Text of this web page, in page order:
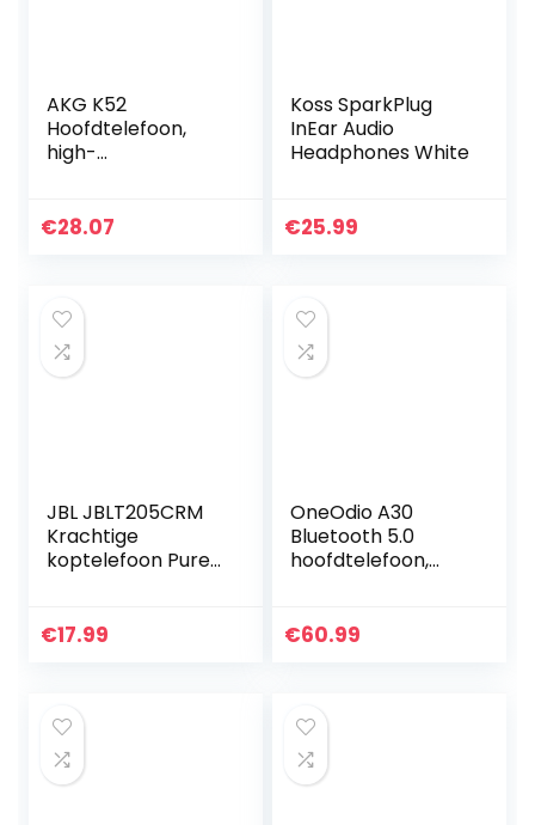
AKG K52
Hoofdtelefoon,
high-
€28.07
Koss SparkPlug
InEar Audio
Headphones White
€25.99
JBL JBLT205CRM
Krachtige
koptelefoon Pure
€17.99
OneOdio A30
Bluetooth 5.0
hoofdtelefoon,
hoofdtelefoon,
€60.99